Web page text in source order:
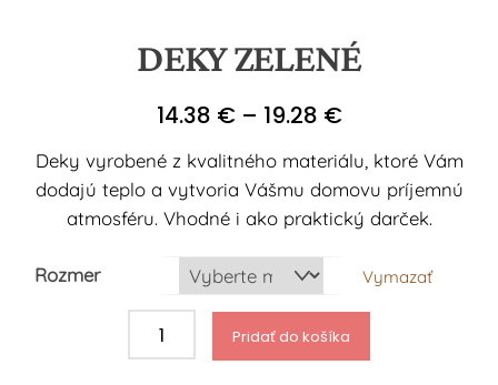
DEKY ZELENÉ
14.38 € – 19.28 €Price
14.38 €
through
19.28 €
Deky vyrobené z kvalitného materiálu, ktoré Vám
dodajú teplo a vytvoria Vášmu domovu príjemnú
atmosféru. Vhodné i ako praktický darček.
Rozmer Vymazať
Pridať do košíka